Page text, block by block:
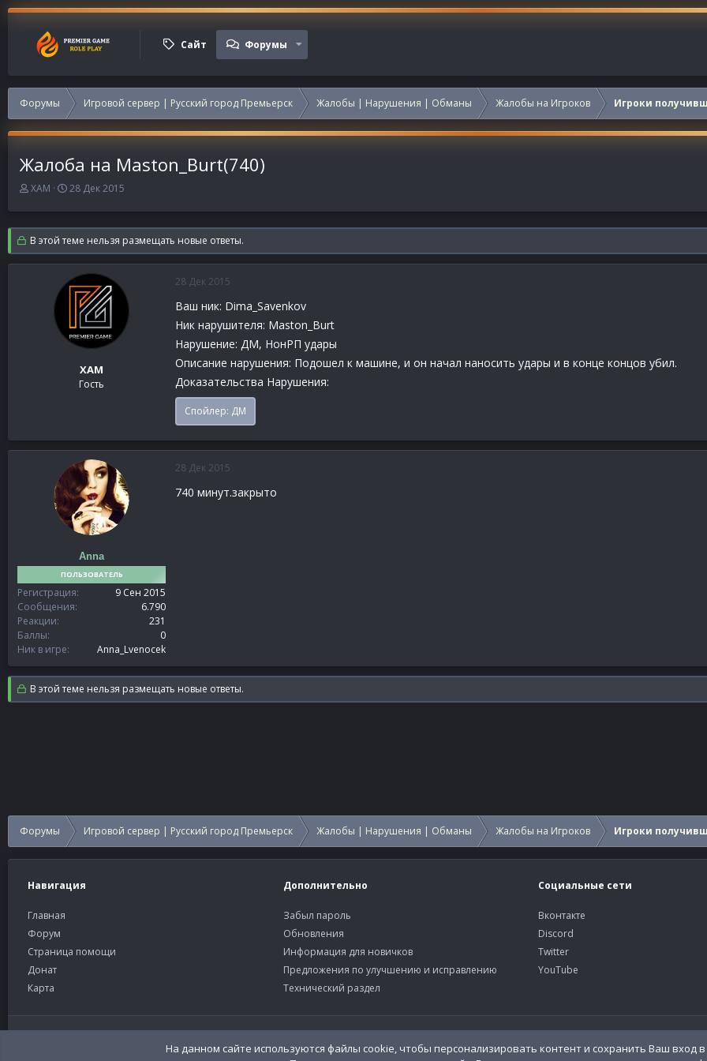
Сайт Форумы
Форумы Игровой сервер | Русский город Премьерск Жалобы | Нарушения | Обманы Жалобы на Игроков Игроки
Жалоба на Maston_Burt(740)
А
т
о
р
т
XAM
Д
т
а
н
а
а
28 Дек 2015
В этой теме нельзя размещать новые ответы.
XAM
Гость
28 Дек 2015
Ваш ник: Dima_Savenkov
Ник нарушителя: Maston_Burt
Нарушение: ДМ, НонРП удары
Описание нарушения: Подошел к машине, и он начал наносить удары и в конце концов убил.
Доказательства Нарушения:
Спойлер: ДМ
Anna
ПОЛЬЗОВАТЕЛЬ
Регистрация
9 Сен 2015
Сообщения
6.790
Реакции
231
Баллы
0
Ник в игре
Anna_Lvenocek
28 Дек 2015
740 минут.закрыто
В этой теме нельзя размещать новые ответы.
Форумы Игровой сервер | Русский город Премьерск Жалобы | Нарушения | Обманы Жалобы на Игроков Игроки
Навигация
Главная
Форум
Страница помощи
Донат
Карта
Дополнительно
Забыл пароль
Обновления
Информация для новичков
Предложения по улучшению и исправлению
Технический раздел
Социальные сети
Вконтакте
Discord
Twitter
YouTube
Russian (RU)
На данном сайте используются файлы cookie, чтобы персонализировать контент и сохранить Ваш вход в